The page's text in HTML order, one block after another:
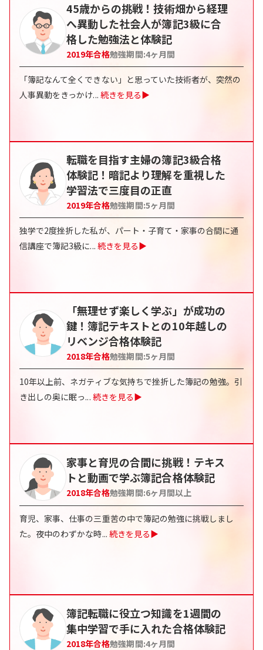
45歳からの挑戦！技術畑から経理
へ異動した社会人が簿記3級に合
格した勉強法と体験記
2019年合格勉強期間:4ヶ月間
「簿記なんて全くできない」と思っていた技術者が、突然の
人事異動をきっかけ... 続きを見る▶
転職を目指す主婦の簿記3級合格
体験記！暗記より理解を重視した
学習法で三度目の正直
2019年合格勉強期間:5ヶ月間
独学で2度挫折した私が、パート・子育て・家事の合間に通
信講座で簿記3級に... 続きを見る▶
「無理せず楽しく学ぶ」が成功の
鍵！簿記テキストとの10年越しの
リベンジ合格体験記
2018年合格勉強期間:5ヶ月間
10年以上前、ネガティブな気持ちで挫折した簿記の勉強。引
き出しの奥に眠っ... 続きを見る▶
家事と育児の合間に挑戦！テキス
トと動画で学ぶ簿記合格体験記
2018年合格勉強期間:6ヶ月間以上
育児、家事、仕事の三重苦の中で簿記の勉強に挑戦しまし
た。夜中のわずかな時... 続きを見る▶
簿記転職に役立つ知識を1週間の
集中学習で手に入れた合格体験記
2018年合格勉強期間:4ヶ月間